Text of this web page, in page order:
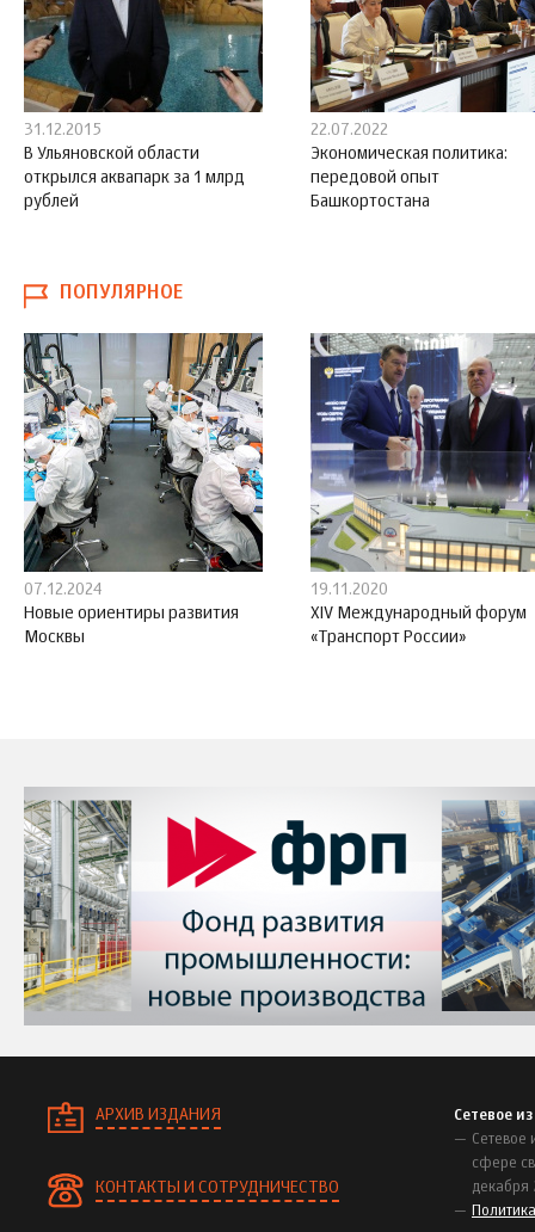
31.12.2015
В Ульяновской области
открылся аквапарк за 1 млрд
рублей
22.07.2022
Экономическая политика:
передовой опыт
Башкортостана
ПОПУЛЯРНОЕ
07.12.2024
Новые ориентиры развития
Москвы
19.11.2020
XIV Международный форум
«Транспорт России»
АРХИВ ИЗДАНИЯ
КОНТАКТЫ И СОТРУДНИЧЕСТВО
Сетевое
Сетевое
сфере
декабря